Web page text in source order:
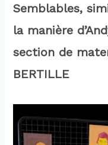
Semblables,
la manière
section de
BERTILLE